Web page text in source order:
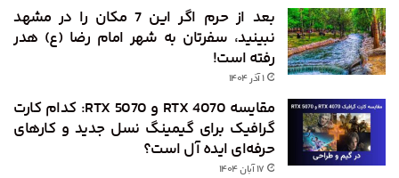
بعد از حرم اگر این 7 مکان را در مشهد
نبینید، سفرتان به شهر امام رضا (ع) هدر
رفته است!
۱ آذر ۱۴۰۴
مقایسه RTX 4070 و RTX 5070: کدام کارت
گرافیک برای گیمینگ نسل جدید و کارهای
حرفه‌ای ایده ‌آل است؟
۱۷ آبان ۱۴۰۴